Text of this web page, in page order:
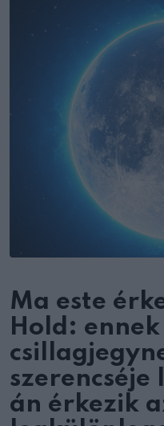
Ma este
Hold:
szerencséje
án érkezik